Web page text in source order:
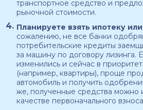
транспортное средство и
рыночной стоимости.
Планируете взять ипотеку
сожалению, не все банки
потребительские кредиты
за машину по договору лизинга.
изменились и сейчас в
(например, квартиры), проще
автомобиль и получить
же, полученные средства можно
качестве первоначального